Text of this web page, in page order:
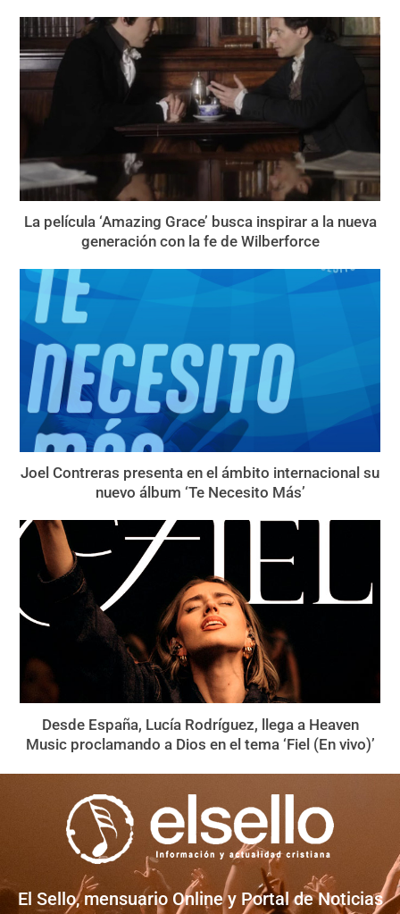
La película ‘Amazing Grace’ busca inspirar a la nueva
generación con la fe de Wilberforce
Joel Contreras presenta en el ámbito internacional su
nuevo álbum ‘Te Necesito Más’
Desde España, Lucía Rodríguez, llega a Heaven
Music proclamando a Dios en el tema ‘Fiel (En vivo)’
El Sello, mensuario Online y Portal de Noticias